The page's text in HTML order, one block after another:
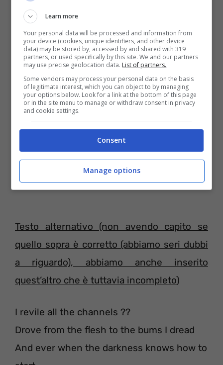
And I survived with the burn to the ground
Scarica la suoneria “Fireball” sul tuo cellulare
Testo alternativo (non avendo capito se
quello sopra è corretto (abbiamo seri dubbi
a riguardo), abbiamo anche inserito
quest’altro che è tuttavia incompleto)
I revile all the channels ??
Drove from the flesh to the bums I dread
And ever when the darkness knows how to
Learn more
Your personal data will be processed and information from
your device (cookies, unique identifiers, and other device
data) may be stored by, accessed by and shared with 319
partners, or used specifically by this site. We and our partners
may use precise geolocation data. List of partners.
Some vendors may process your personal data on the basis
of legitimate interest, which you can object to by managing
your options below. Look for a link at the bottom of this page
or in the site menu to manage or withdraw consent in privacy
and cookie settings.
Consent
Manage options